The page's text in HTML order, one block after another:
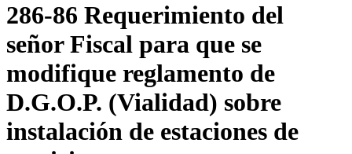
286-86 Requerimiento del
señor Fiscal para que se
modifique reglamento de
D.G.O.P. (Vialidad) sobre
instalación de estaciones de